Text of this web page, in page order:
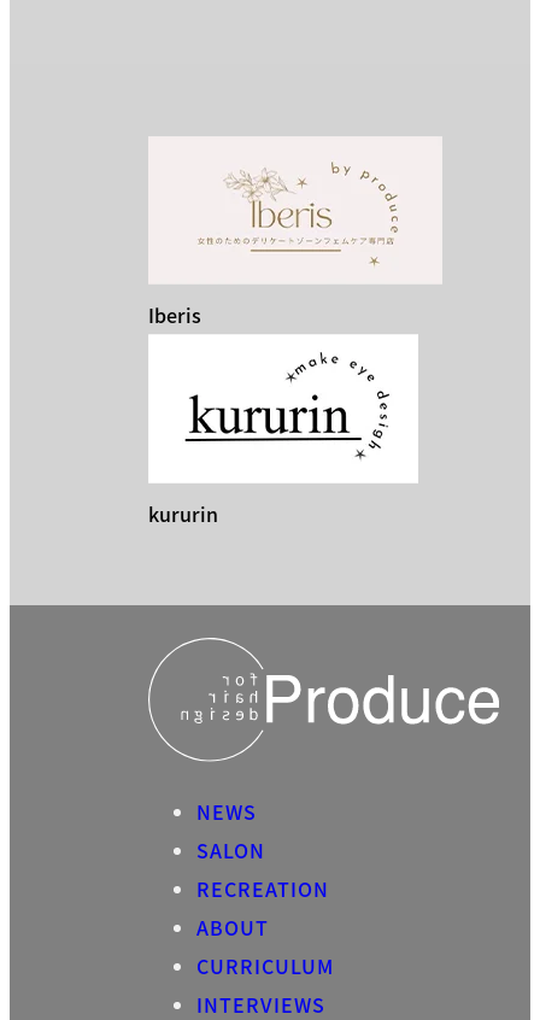
Iberis
kururin
NEWS
SALON
RECREATION
ABOUT
CURRICULUM
INTERVIEWS